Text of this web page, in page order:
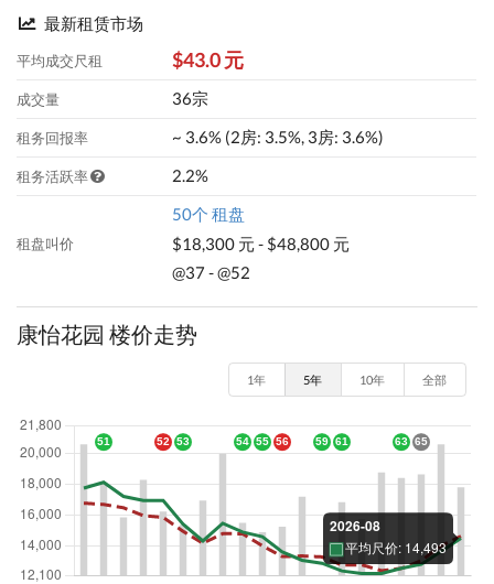
最新租赁市场
平均成交尺租 $43.0 元
成交量 36宗
租务回报率 ~ 3.6% (2房: 3.5%, 3房: 3.6%)
租务活跃率 2.2%
租盘叫价
50个 租盘
$18,300 元 - $48,800 元
@37 - @52
康怡花园 楼价走势
1年 5年 10年 全部